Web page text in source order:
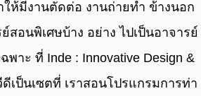
สอนพิเศษบ้าง อย่าง ไปเป็นอาจารย์
าะ ที่ Inde : Innovative Design &
เป็นเซตที่ เราสอนโปรแกรมการท่า